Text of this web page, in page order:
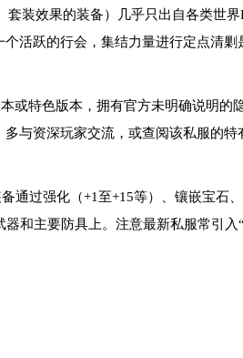
装效果的装备）几乎只出自各类世界
活跃的行会，集结力量进行定点清
或特色版本，拥有官方未明确说明的
与资深玩家交流，或查阅该私服的
通过强化（+1至+15等）、镶嵌宝石
和主要防具上。注意最新私服常引入